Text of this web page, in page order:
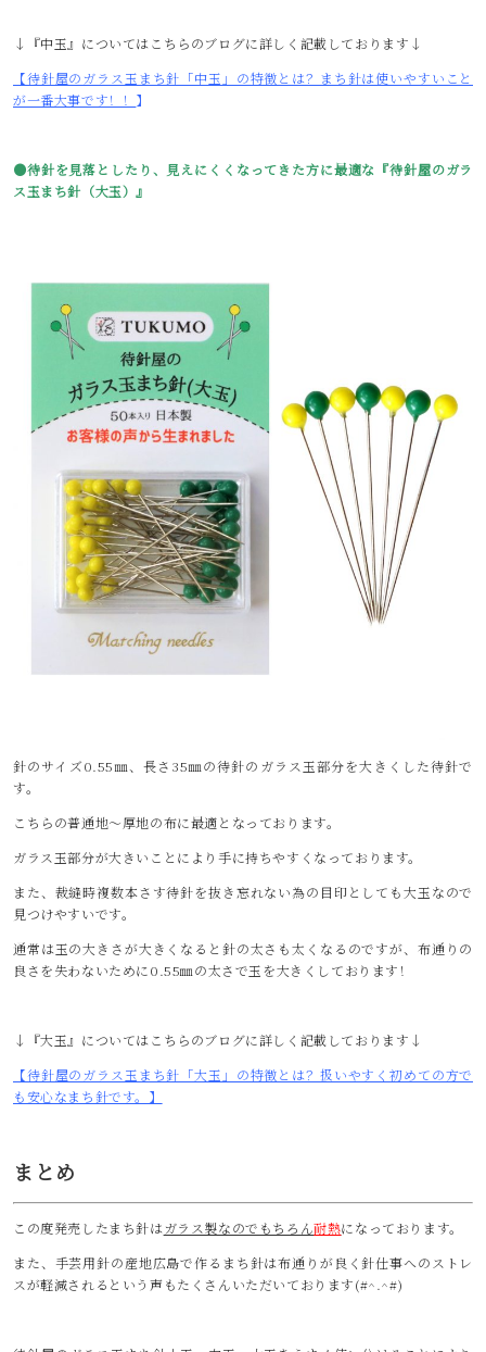
↓『中玉』についてはこちらのブログに詳しく記載しております↓
【待針屋のガラス玉まち針「中玉」の特徴とは？まち針は使いやすいこと
が一番大事です！！ 】
●待針を見落としたり、見えにくくなってきた方に最適な『待針屋のガラ
ス玉まち針（大玉）』
針のサイズ0.55㎜、長さ35㎜の待針のガラス玉部分を大きくした待針で
す。
こちらの普通地～厚地の布に最適となっております。
ガラス玉部分が大きいことにより手に持ちやすくなっております。
また、裁縫時複数本さす待針を抜き忘れない為の目印としても大玉なので
見つけやすいです。
通常は玉の大きさが大きくなると針の太さも太くなるのですが、布通りの
良さを失わないために0.55㎜の太さで玉を大きくしております！
↓『大玉』についてはこちらのブログに詳しく記載しております↓
【待針屋のガラス玉まち針「大玉」の特徴とは？扱いやすく初めての方で
も安心なまち針です。】
まとめ
この度発売したまち針は ガラス製なのでもちろん耐熱になっております。
また、手芸用針の産地広島で作るまち針は布通りが良く針仕事へのストレ
スが軽減されるという声もたくさんいただいております(#^.^#)